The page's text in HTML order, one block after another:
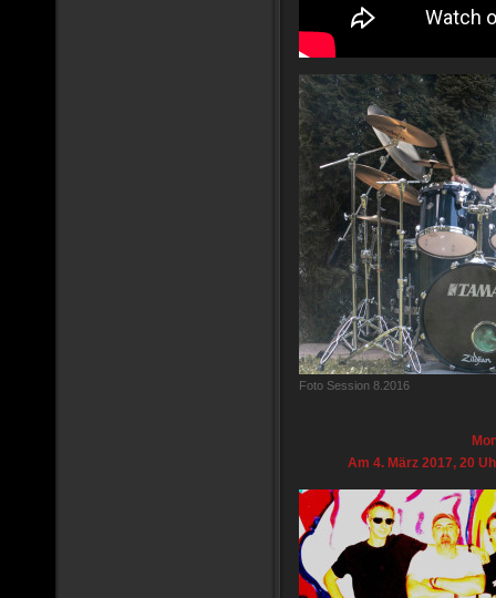
Foto Session 8.2016
Am 4. März 2017, 20